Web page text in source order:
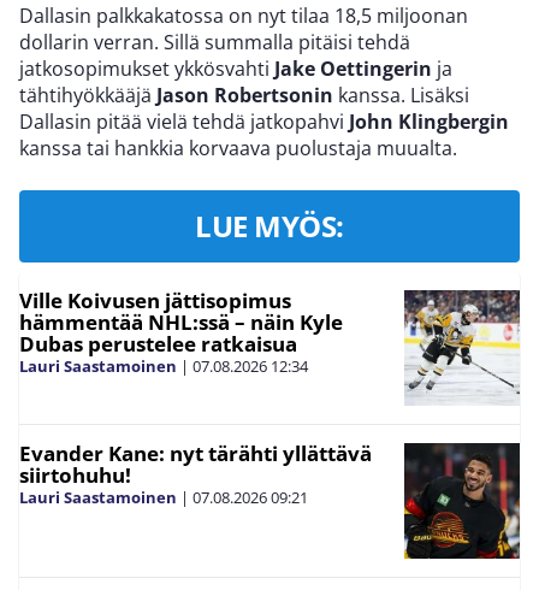
Dallasin palkkakatossa on nyt tilaa 18,5 miljoonan
dollarin verran. Sillä summalla pitäisi tehdä
jatkosopimukset ykkösvahti Jake Oettingerin ja
tähtihyökkääjä Jason Robertsonin kanssa. Lisäksi
Dallasin pitää vielä tehdä jatkopahvi John Klingbergin
kanssa tai hankkia korvaava puolustaja muualta.
LUE MYÖS:
Ville Koivusen jättisopimus
hämmentää NHL:ssä – näin Kyle
Dubas perustelee ratkaisua
Lauri Saastamoinen | 07.08.2026 12:34
Evander Kane: nyt tärähti yllättävä
siirtohuhu!
Lauri Saastamoinen | 07.08.202609:21